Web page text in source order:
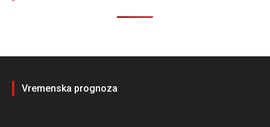
Vremenska prognoza